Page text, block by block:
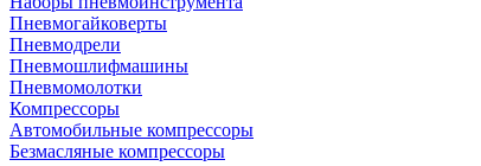
Пневмогайковерты
Пневмодрели
Пневмошлифмашины
Пневмомолотки
Компрессоры
Автомобильные компрессоры
Безмасляные компрессоры